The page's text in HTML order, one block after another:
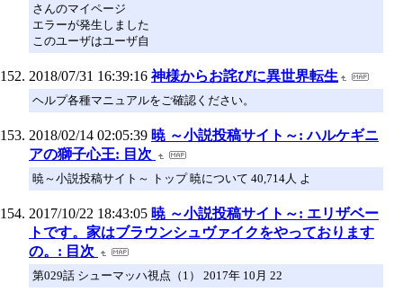
さんのマイページ
エラーが発生しました
このユーザはユーザ自
2018/07/31 16:39:16 神様からお詫びに異世界転生
ヘルプ各種マニュアルをご確認ください。
2018/02/14 02:05:39 暁 ～小説投稿サイト～: ハルケギニ
アの獅子心王: 目次
暁～小説投稿サイト～ トップ 暁について 40,714人 よ
2017/10/22 18:43:05 暁 ～小説投稿サイト～: エリザベー
トです。家はブラウンシュヴァイクをやっております
の。: 目次
第029話 シューマッハ視点（1） 2017年 10月 22